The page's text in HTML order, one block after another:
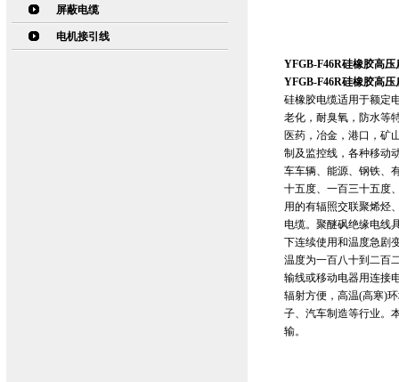
屏蔽电缆
电机接引线
YFGB-F46R硅橡胶高压
YFGB-F46R硅橡胶高压
硅橡胶电缆适用于额定
老化，耐臭氧，防水等
医药，冶金，港口，矿
制及监控线，各种移动
车车辆、能源、钢铁、
十五度、一百三十五度
用的有辐照交联聚烯烃
电缆。聚醚砜绝缘电线
下连续使用和温度急剧
温度为一百八十到二百
输线或移动电器用连接
辐射方便，高温(高寒)
子、汽车制造等行业。
输。